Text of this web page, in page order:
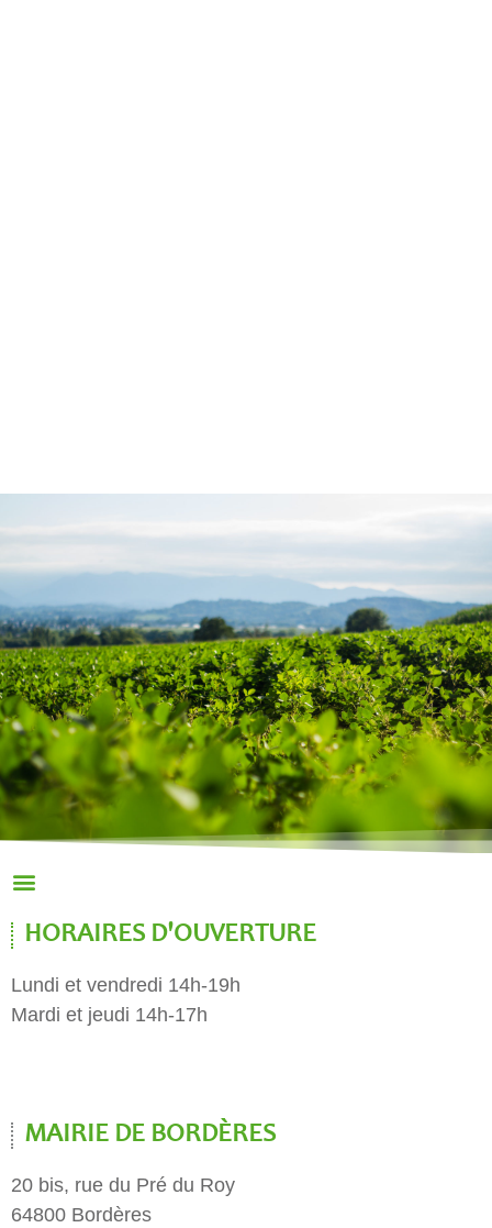
HORAIRES D'OUVERTURE
Lundi et vendredi 14h-19h
Mardi et jeudi 14h-17h
MAIRIE DE BORDÈRES
20 bis, rue du Pré du Roy
64800 Bordères